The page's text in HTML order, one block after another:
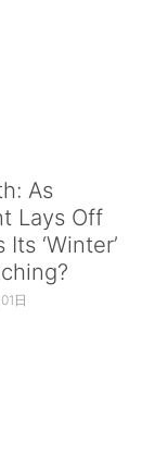
As
Lays Off
‘Winter’
日